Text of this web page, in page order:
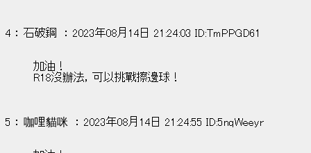
4 ： 石破鋼  ： 2023年08月14日 21:24:03 ID:TmPPGD61
加油！
R18沒辦法，可以挑戰擦邊球！
5 ： 咖哩貓咪  ： 2023年08月14日 21:24:55 ID:5nqWeeyr